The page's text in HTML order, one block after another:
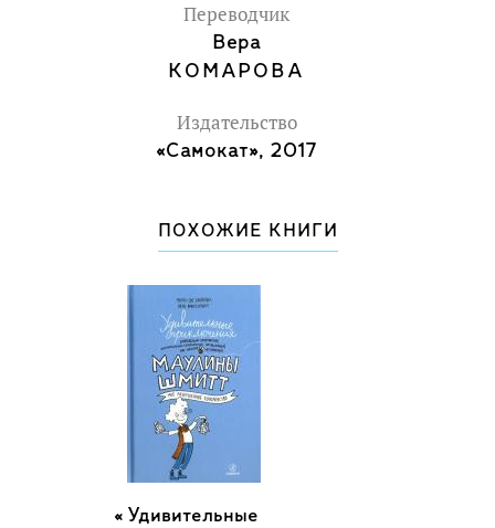
Переводчик
Вера
КОМАРОВА
Издательство
«Самокат», 2017
ПОХОЖИЕ КНИГИ
Удивительные